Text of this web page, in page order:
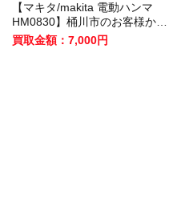
【マキタ/makita 電動ハンマ
HM0830】桶川市のお客様から
買取いたしました！
買取金額：7,000円